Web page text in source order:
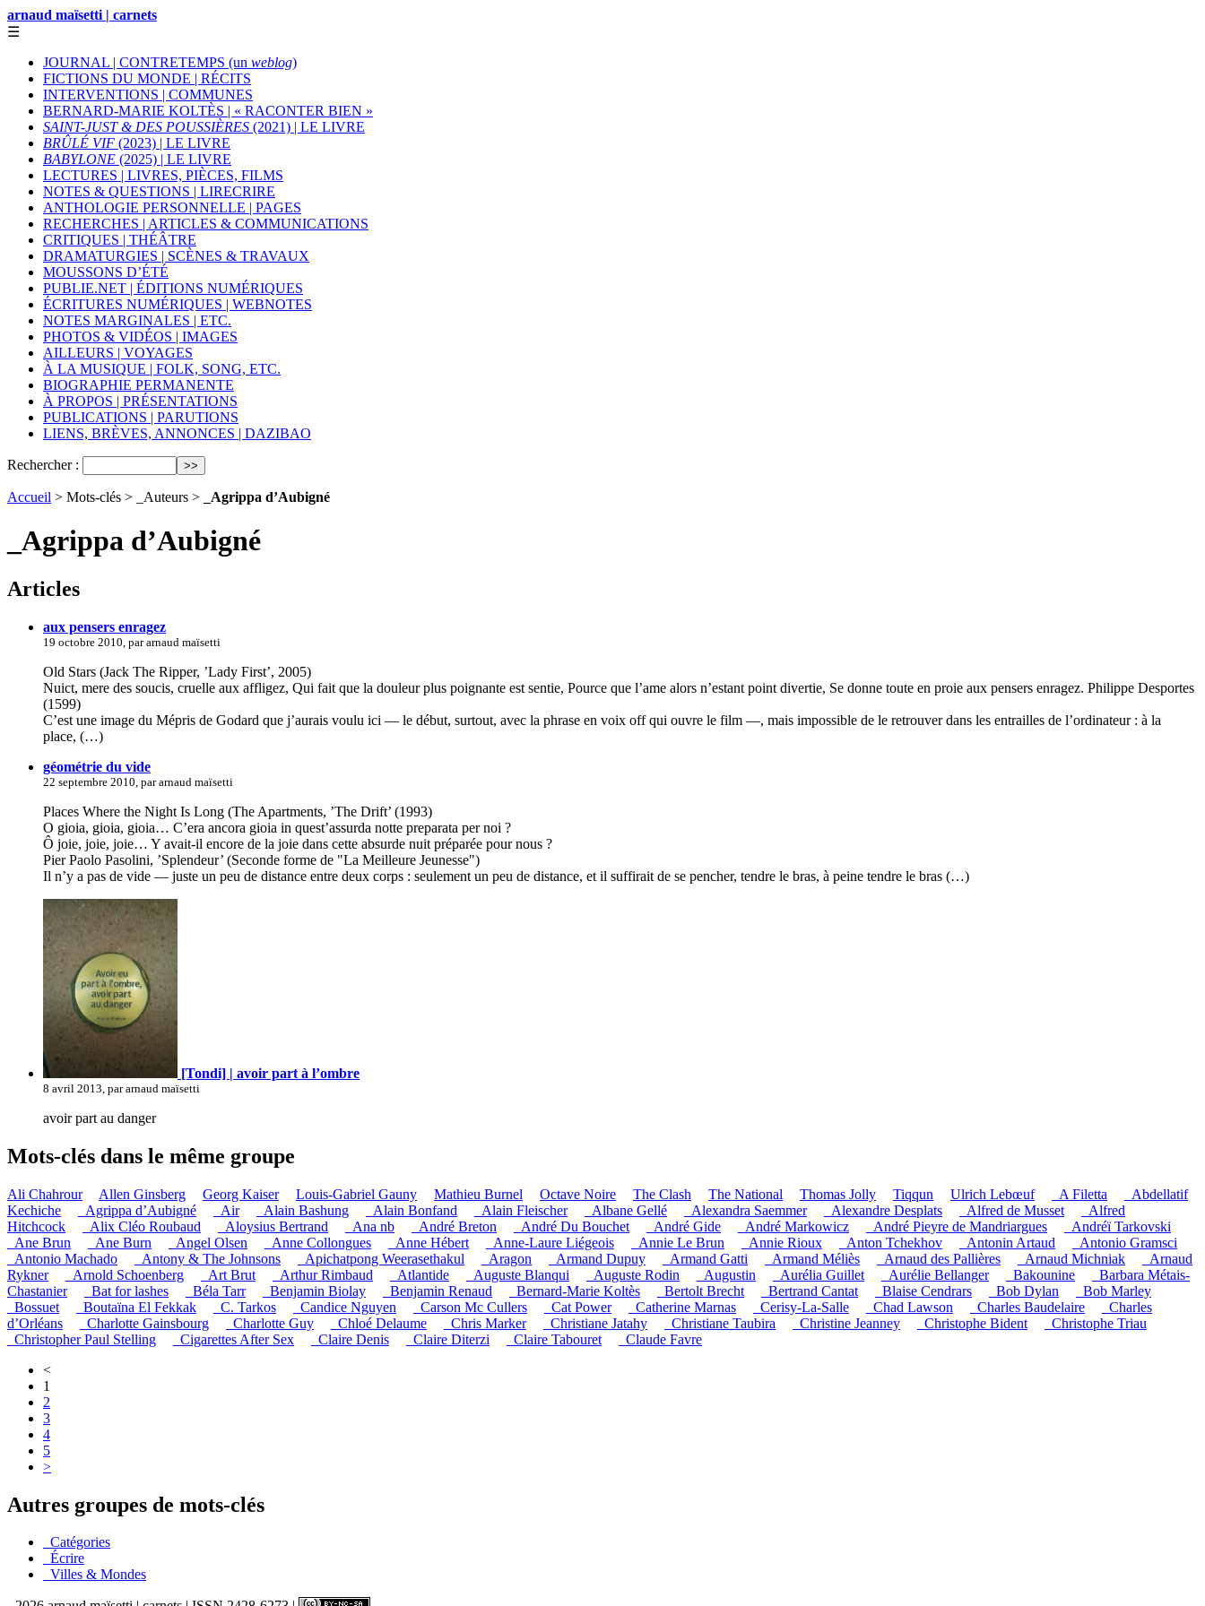
arnaud maïsetti | carnets
☰
JOURNAL | CONTRETEMPS (un weblog)
FICTIONS DU MONDE | RÉCITS
INTERVENTIONS | COMMUNES
BERNARD-MARIE KOLTÈS | « RACONTER BIEN »
SAINT-JUST & DES POUSSIÈRES (2021) | LE LIVRE
BRÛLÉ VIF (2023) | LE LIVRE
BABYLONE (2025) | LE LIVRE
LECTURES | LIVRES, PIÈCES, FILMS
NOTES & QUESTIONS | LIRECRIRE
ANTHOLOGIE PERSONNELLE | PAGES
RECHERCHES | ARTICLES & COMMUNICATIONS
CRITIQUES | THÉÂTRE
DRAMATURGIES | SCÈNES & TRAVAUX
MOUSSONS D’ÉTÉ
PUBLIE.NET | ÉDITIONS NUMÉRIQUES
ÉCRITURES NUMÉRIQUES | WEBNOTES
NOTES MARGINALES | ETC.
PHOTOS & VIDÉOS | IMAGES
AILLEURS | VOYAGES
À LA MUSIQUE | FOLK, SONG, ETC.
BIOGRAPHIE PERMANENTE
À PROPOS | PRÉSENTATIONS
PUBLICATIONS | PARUTIONS
LIENS, BRÈVES, ANNONCES | DAZIBAO
Rechercher :
Accueil > Mots-clés > _Auteurs > _Agrippa d’Aubigné
_Agrippa d’Aubigné
Articles
aux pensers enragez
19 octobre 2010, par arnaud maïsetti
Old Stars (Jack The Ripper, ’Lady First’, 2005)
Nuict, mere des soucis, cruelle aux affligez, Qui fait que la douleur plus poignante est sentie, Pource que l’ame alors n’estant point divertie, Se donne toute en proie aux pensers enragez. Philippe Desportes
(1599)
C’est une image du Mépris de Godard que j’aurais voulu ici — le début, surtout, avec la phrase en voix off qui ouvre le film —, mais impossible de le retrouver dans les entrailles de l’ordinateur : à la
place, (…)
géométrie du vide
22 septembre 2010, par arnaud maïsetti
Places Where the Night Is Long (The Apartments, ’The Drift’ (1993)
O gioia, gioia, gioia… C’era ancora gioia in quest’assurda notte preparata per noi ?
Ô joie, joie, joie… Y avait-il encore de la joie dans cette absurde nuit préparée pour nous ?
Pier Paolo Pasolini, ’Splendeur’ (Seconde forme de "La Meilleure Jeunesse")
Il n’y a pas de vide — juste un peu de distance entre deux corps : seulement un peu de distance, et il suffirait de se pencher, tendre le bras, à peine tendre le bras (…)
[Tondi] | avoir part à l’ombre
8 avril 2013, par arnaud maïsetti
avoir part au danger
Mots-clés dans le même groupe
Ali Chahrour Allen Ginsberg Georg Kaiser Louis-Gabriel Gauny Mathieu Burnel Octave Noire The Clash The National Thomas Jolly Tiqqun Ulrich Lebœuf _A Filetta
_Abdellatif
Kechiche
_Agrippa d’Aubigné _Air _Alain Bashung _Alain Bonfand _Alain Fleischer _Albane Gellé _Alexandra Saemmer _Alexandre Desplats _Alfred de Musset
_Alfred
Hitchcock
_Alix Cléo Roubaud _Aloysius Bertrand _Ana nb _André Breton _André Du Bouchet _André Gide _André Markowicz _André Pieyre de Mandriargues
_Andréï Tarkovski
_Ane Brun
_Ane Burn _Angel Olsen _Anne Collongues _Anne Hébert _Anne-Laure Liégeois _Annie Le Brun _Annie Rioux _Anton Tchekhov _Antonin Artaud
_Antonio Gramsci
_Antonio Machado
_Antony & The Johnsons _Apichatpong Weerasethakul _Aragon _Armand Dupuy _Armand Gatti _Armand Méliès _Arnaud des Pallières _Arnaud Michniak
_Arnaud
Rykner
_Arnold Schoenberg _Art Brut _Arthur Rimbaud _Atlantide _Auguste Blanqui _Auguste Rodin _Augustin _Aurélia Guillet _Aurélie Bellanger _Bakounine
_Barbara Métais-
Chastanier
_Bat for lashes _Béla Tarr _Benjamin Biolay _Benjamin Renaud _Bernard-Marie Koltès _Bertolt Brecht _Bertrand Cantat _Blaise Cendrars _Bob Dylan
_Bob Marley
_Bossuet
_Boutaïna El Fekkak _C. Tarkos _Candice Nguyen _Carson Mc Cullers _Cat Power _Catherine Marnas _Cerisy-La-Salle _Chad Lawson _Charles Baudelaire
_Charles
d’Orléans
_Charlotte Gainsbourg _Charlotte Guy _Chloé Delaume _Chris Marker _Christiane Jatahy _Christiane Taubira _Christine Jeanney _Christophe Bident
_Christophe Triau
_Christopher Paul Stelling
_Cigarettes After Sex _Claire Denis _Claire Diterzi _Claire Tabouret
_Claude Favre
<
1
2
3
4
5
>
Autres groupes de mots-clés
_Catégories
_Écrire
_Villes & Mondes